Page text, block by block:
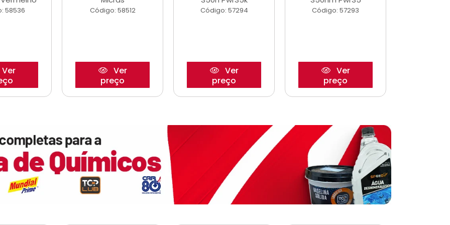
58536
Ver
Código: 58512
Ver
preço
Código: 57294
Ver
preço
Código: 57293
Ver
preço